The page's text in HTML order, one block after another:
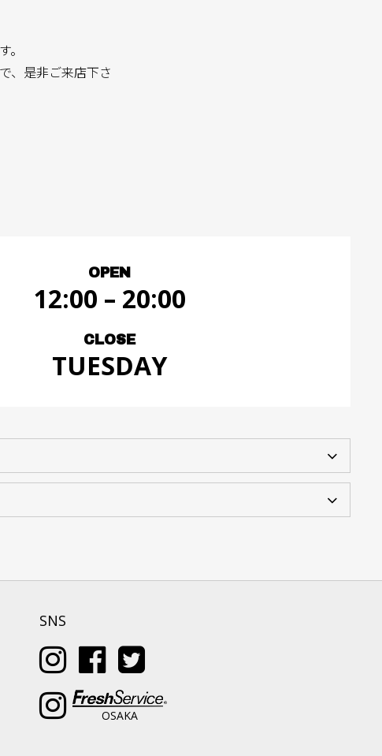
、是非ご来店下さ
OPEN
12:00 – 20:00
CLOSE
TUESDAY
SNS
OSAKA